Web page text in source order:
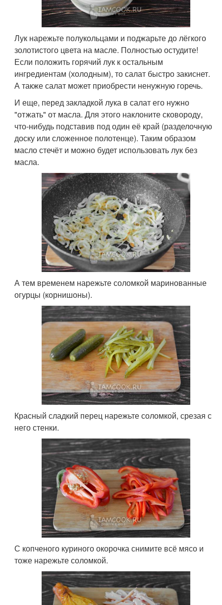
Лук нарежьте полукольцами и поджарьте до лёгкого
золотистого цвета на масле. Полностью остудите!
Если положить горячий лук к остальным
ингредиентам (холодным), то салат быстро закиснет.
А также салат может приобрести ненужную горечь.
И еще, перед закладкой лука в салат его нужно
"отжать" от масла. Для этого наклоните сковороду,
что-нибудь подставив под один её край (разделочную
доску или сложенное полотенце). Таким образом
масло стечёт и можно будет использовать лук без
масла.
А тем временем нарежьте соломкой маринованные
огурцы (корнишоны).
Красный сладкий перец нарежьте соломкой, срезая с
него стенки.
С копченого куриного окорочка снимите всё мясо и
тоже нарежьте соломкой.